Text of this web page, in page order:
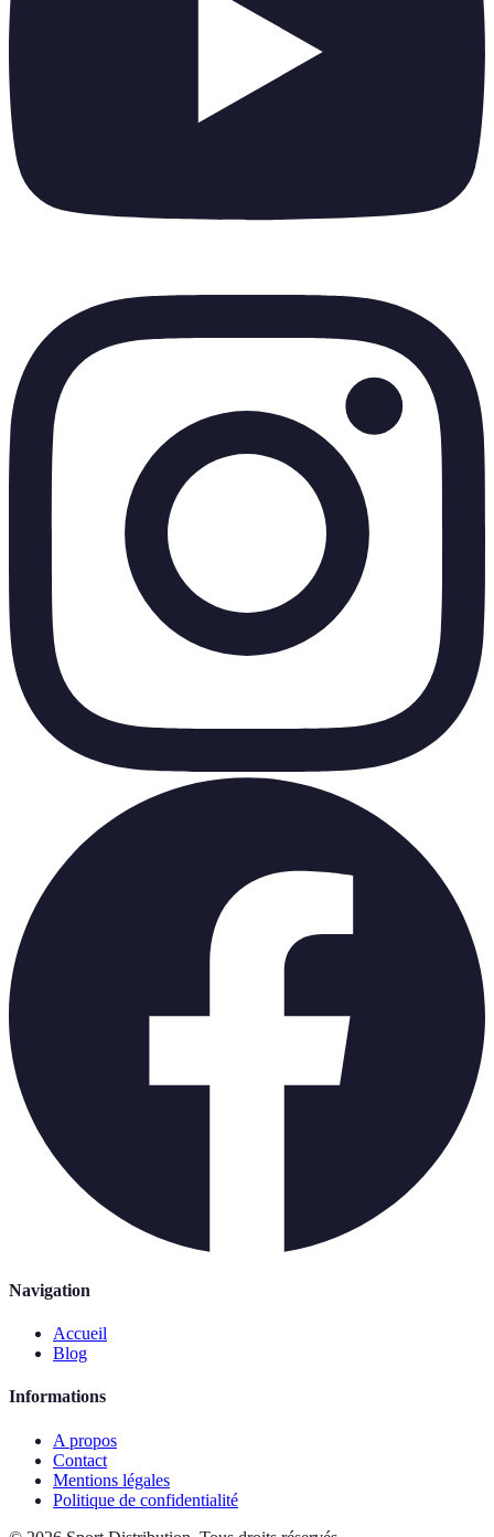
Navigation
Accueil
Blog
Informations
A propos
Contact
Mentions légales
Politique de confidentialité